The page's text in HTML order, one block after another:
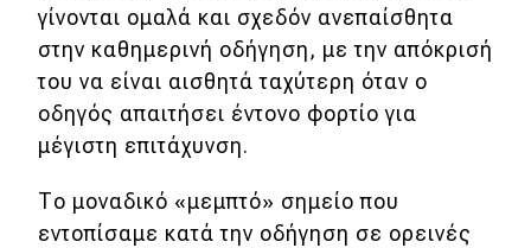
γίνονται ομαλά και σχεδόν ανεπαίσθητα
στην καθημερινή οδήγηση, με την απόκρισή
του να είναι αισθητά ταχύτερη όταν ο
οδηγός απαιτήσει έντονο φορτίο για
μέγιστη επιτάχυνση.
Το μοναδικό «μεμπτό» σημείο που
εντοπίσαμε κατά την οδήγηση σε ορεινές